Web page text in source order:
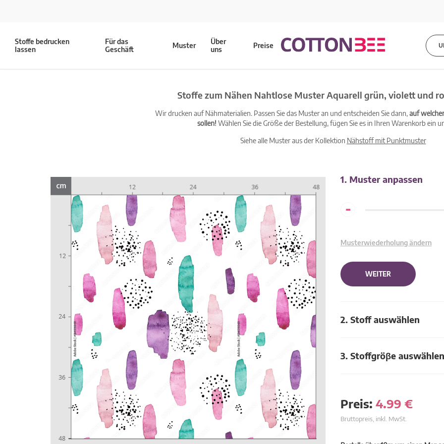
Stoffe bedrucken
lassen
Für das
Geschäft
Muster
Über
uns
Preise
Stoffe zum Nähen Nahtlose Muster Aquarell grün, violett und
Wir drucken auf Nähmaterialien. Passen Sie das Muster an und entscheiden Sie dann,auf
sollen! Wählen Sie die Größe der Bestellung, fügen Sie es in Ihren Warenkorb ein
Siehe alle Muster aus der Kollektion Nähstoff mit Punktmuster
1. Muster anpassen
-
Musterwiederholung ändern
WEITER
2. Stoff auswählen
3. Stoffgröβe auswählen
Preis: 4.99 €
Bruttopreis, inkl. MwSt.